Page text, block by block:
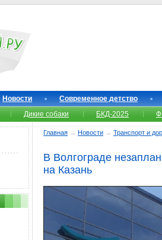
Новости
Современное детство
Дикие собаки БКД-2025
Главная → Новости → Транспорт и
В Волгограде
на Казань